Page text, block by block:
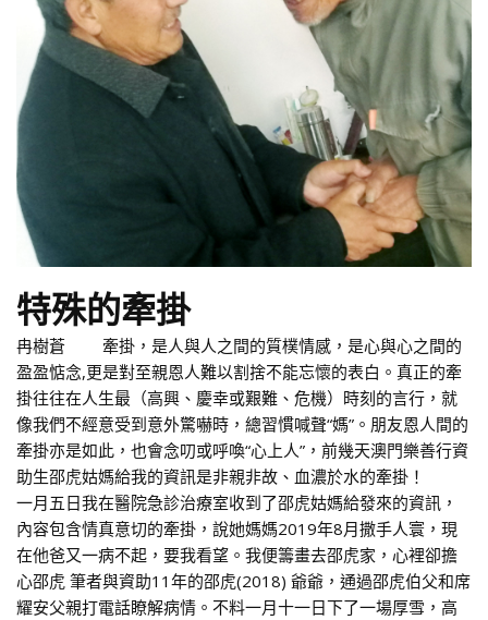
特殊的牽掛
冉樹蒼 牽掛，是人與人之間的質樸情感，是心與心之間的
盈盈惦念,更是對至親恩人難以割捨不能忘懷的表白。真正的牽
掛往往在人生最（高興、慶幸或艱難、危機）時刻的言行，就
像我們不經意受到意外驚嚇時，總習慣喊聲“媽”。朋友恩人間的
牽掛亦是如此，也會念叨或呼喚“心上人”，前幾天澳門樂善行資
助生邵虎姑媽給我的資訊是非親非故、血濃於水的牽掛！
一月五日我在醫院急診治療室收到了邵虎姑媽給發來的資訊，
內容包含情真意切的牽掛，說她媽媽2019年8月撒手人寰，現
在他爸又一病不起，要我看望。我便籌畫去邵虎家，心裡卻擔
心邵虎 筆者與資助11年的邵虎(2018) 爺爺，通過邵虎伯父和席
耀安父親打電話瞭解病情。不料一月十一日下了一場厚雪，高